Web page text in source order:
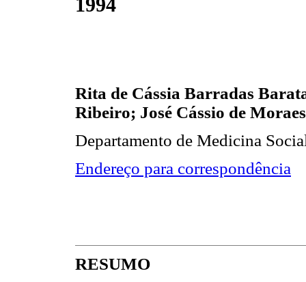
1994
Rita de Cássia Barradas
Ribeiro; José Cássio de Moraes
Departamento de Medicina
Endereço para correspondência
RESUMO